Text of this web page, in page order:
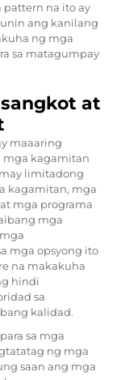
pattern na ito ay
ang kanilang
ng mga
sa matagumpay
at
maaaring
mga kagamitan
limitadong
kagamitan, mga
mga programa
mga
mga opsyong ito
na makakuha
hindi
sa
kalidad.
sa mga
ng mga
saan ang mga